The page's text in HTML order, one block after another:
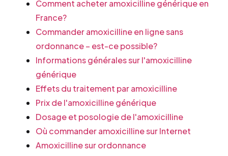
Comment acheter amoxicilline générique en
France?
Commander amoxicilline en ligne sans
ordonnance – est-ce possible?
Informations générales sur l'amoxicilline
générique
Effets du traitement par amoxicilline
Prix de l'amoxicilline générique
Dosage et posologie de l'amoxicilline
Où commander amoxicilline sur Internet
Amoxicilline sur ordonnance